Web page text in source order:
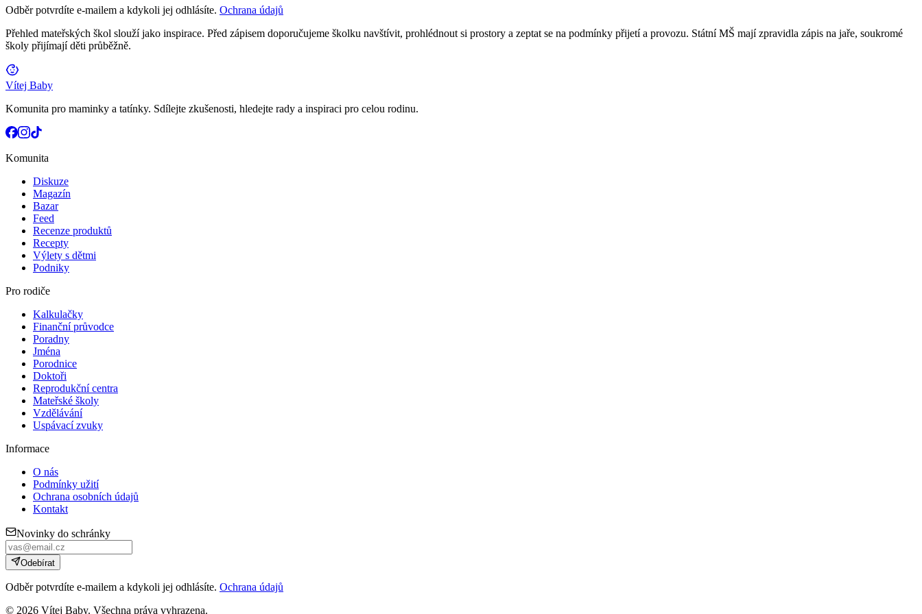
Odběr potvrdíte e-mailem a kdykoli jej odhlásíte. Ochrana údajů
Přehled mateřských škol slouží jako inspirace. Před zápisem doporučujeme školku navštívit, prohlédnout si prostory a zeptat se na podmínky přijetí a provozu. Státní MŠ mají zpravidla zápis na jaře, soukromé
školy přijímají děti průběžně.
Vítej Baby
Komunita pro maminky a tatínky. Sdílejte zkušenosti, hledejte rady a inspiraci pro celou rodinu.
Komunita
Diskuze
Magazín
Bazar
Feed
Recenze produktů
Recepty
Výlety s dětmi
Podniky
Pro rodiče
Kalkulačky
Finanční průvodce
Poradny
Jména
Porodnice
Doktoři
Reprodukční centra
Mateřské školy
Vzdělávání
Uspávací zvuky
Informace
O nás
Podmínky užití
Ochrana osobních údajů
Kontakt
Novinky do schránky
Odebírat
Odběr potvrdíte e-mailem a kdykoli jej odhlásíte. Ochrana údajů
© 2026 Vítej Baby. Všechna práva vyhrazena.